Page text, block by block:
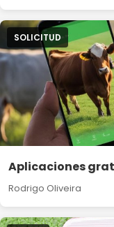
SOLICITUD
Aplicaciones
Rodrigo Oliveira